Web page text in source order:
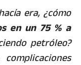
era, ¿cómo
en un 75 % a
petróleo?